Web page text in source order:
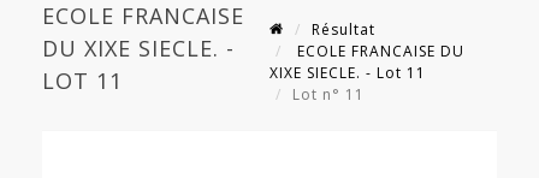
ECOLE FRANCAISE
DU XIXE SIECLE. -
LOT 11
Résultat
ECOLE FRANCAISE DU
XIXE SIECLE. - Lot 11
Lot n° 11